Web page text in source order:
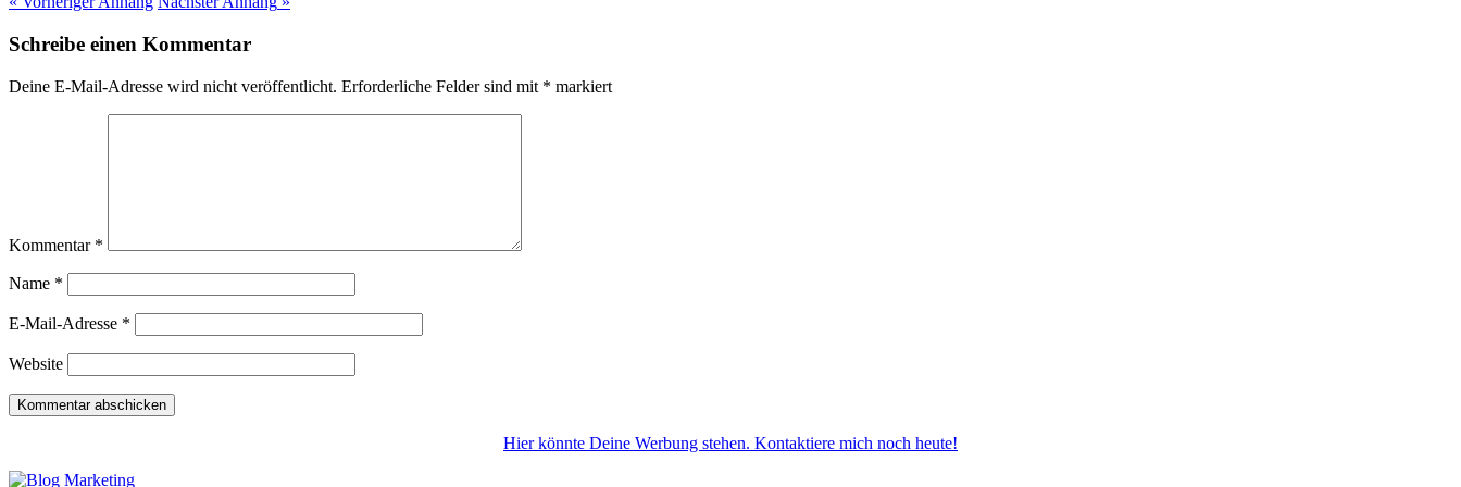
Schreibe einen Kommentar
Deine E-Mail-Adresse wird nicht veröffentlicht. Erforderliche Felder sind mit * markiert
Kommentar *
Name *
E-Mail-Adresse *
Website
Hier könnte Deine Werbung stehen. Kontaktiere mich noch heute!